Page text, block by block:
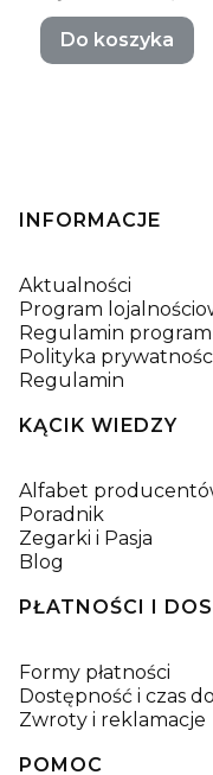
Do koszyka
Linki w stopce
INFORMACJE
Aktualności
Program
Regulamin
Polityka
Regulamin
KĄCIK WIEDZY
Alfabet
Poradnik
Zegarki i Pasja
Blog
PŁATNOŚCI I
Formy płatności
Dostępność i czas
Zwroty i reklamacje
POMOC